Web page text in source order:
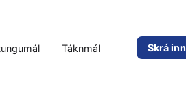
Táknmál Skrá inn